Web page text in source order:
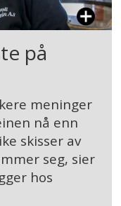
på
meninger
nå enn
skisser av
seg, sier
hos